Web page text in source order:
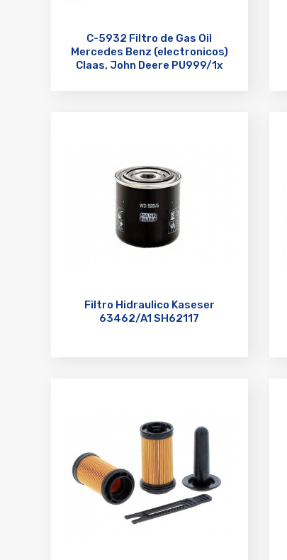
C-5932 Filtro de Gas Oil
Mercedes Benz (electronicos)
Claas, John Deere PU999/1x
Filtro Hidraulico Kaseser
63462/A1 SH62117